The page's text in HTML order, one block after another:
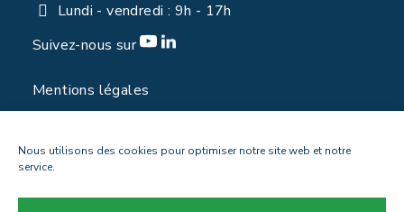
Nous utilisons des cookies pour optimiser notre site web et notre
service.
Lundi - vendredi : 9h - 17h
Suivez-nous sur
Mentions légales
Contact